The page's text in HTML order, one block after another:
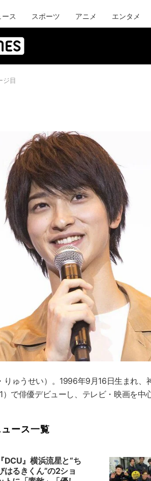
ース スポーツ アニメ エンタメ
ジ目
りゅうせい）。1996年9月16日生まれ
で俳優デビューし、テレビ・映画を中
ース一覧
『DCU』横浜流星と“ち
はるきくん”の2ショ